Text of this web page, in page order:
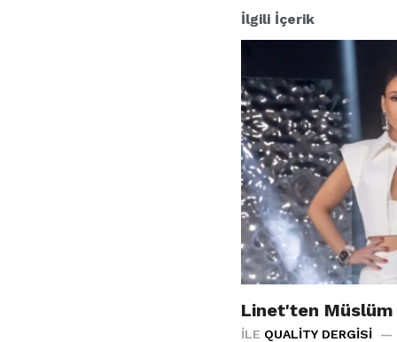
İlgili İçerik
Linet'ten
İLE QUALITY DERGISI